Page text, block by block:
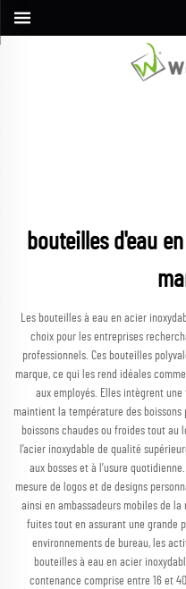
bouteilles d'eau
Les bouteilles à eau en acier
choix pour les entreprises
professionnels. Ces bouteilles
marque, ce qui les rend idéales
aux employés. Elles intègrent
maintient la température des
boissons chaudes ou froides tout
l’acier inoxydable de qualité
aux bosses et à l’usure
mesure de logos et de designs
ainsi en ambassadeurs mobiles de
fuites tout en assurant une grande
environnements de bureau, les
bouteilles à eau en acier
contenance comprise entre 16 et